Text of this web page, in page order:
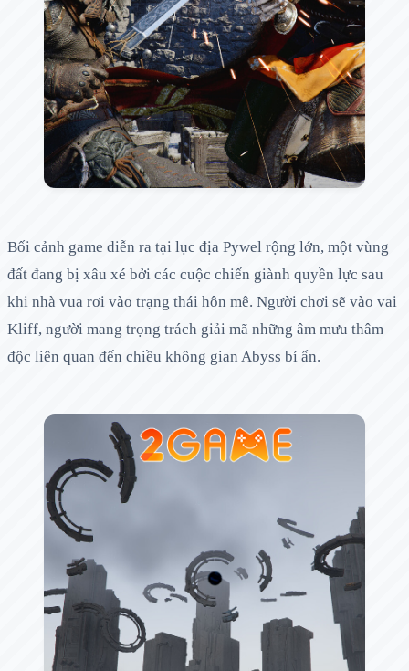
Bối cảnh game diễn ra tại lục địa Pywel rộng lớn, một vùng
đất đang bị xâu xé bởi các cuộc chiến giành quyền lực sau
khi nhà vua rơi vào trạng thái hôn mê. Người chơi sẽ vào vai
Kliff, người mang trọng trách giải mã những âm mưu thâm
độc liên quan đến chiều không gian Abyss bí ẩn.